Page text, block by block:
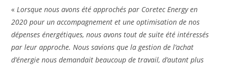
«Lorsque nous avons été approchés par Coretec Energy en
2020 pour un accompagnement et une optimisation de nos
dépenses énergétiques, nous avons tout de suite été intéressés
par leur approche. Nous savions que la gestion de l’achat
d’énergie nous demandait beaucoup de travail, d’autant plus